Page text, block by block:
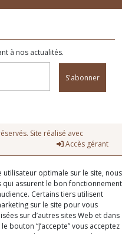
à nos actualités.
S'abonner
Site réalisé avec
Accès gérant
optimale sur le site, nous
assurent le bon fonctionnement
Certains tiers utilisent
sur le site pour vous
sur d’autres sites Web et dans
bouton “J’accepte” vous acceptez